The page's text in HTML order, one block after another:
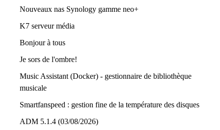
Nouveaux nas Synology gamme neo+
K7 serveur média
Bonjour à tous
Je sors de l'ombre!
Music Assistant (Docker) - gestionnaire de bibliothèque
musicale
Smartfanspeed : gestion fine de la température des disques
ADM 5.1.4 (03/08/2026)